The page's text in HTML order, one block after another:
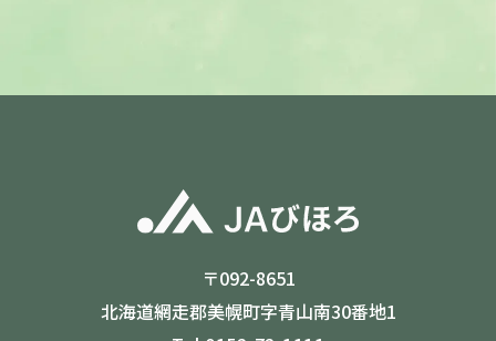
〒092-8651
北海道網走郡美幌町字青山南30番地1